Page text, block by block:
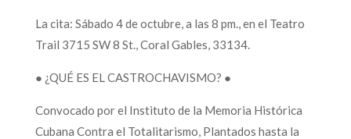
La cita: Sábado 4 de octubre, a las 8 pm., en el Teatro
Trail 3715 SW 8 St., Coral Gables, 33134.
● ¿QUÉ ES EL CASTROCHAVISMO? ●
Convocado por el Instituto de la Memoria Histórica
Cubana Contra el Totalitarismo, Plantados hasta la